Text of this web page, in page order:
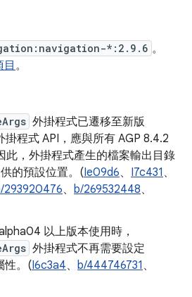
*:2.9.6 。
。
外掛程式已遷移至新版
掛程式 API，應與所有 AGP 8.4.2
此，外掛程式產生的檔案輸出目錄
的預設位置。(Ie09d6、 I7c431 、
293920476、 b/269532448、
以上版本使用時，
外掛程式不再需要設定
性。(I6c3a4、 b/444746731 、